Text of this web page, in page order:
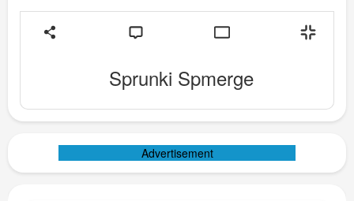
Sprunki Spmerge
Advertisement